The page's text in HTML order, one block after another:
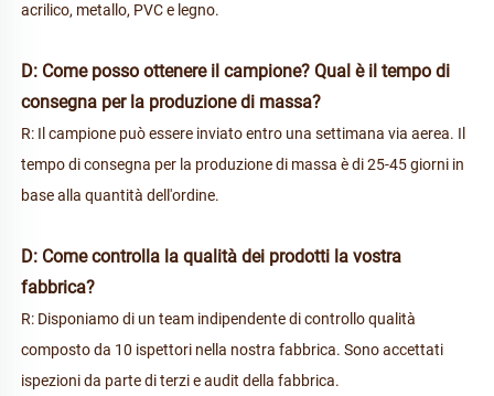
acrilico, metallo, PVC e legno.
D: Come posso ottenere il campione? Qual è il tempo di
consegna per la produzione di massa?
R: Il campione può essere inviato entro una settimana via aerea. Il
tempo di consegna per la produzione di massa è di 25-45 giorni in
base alla quantità dell'ordine.
D: Come controlla la qualità dei prodotti la vostra
fabbrica?
R: Disponiamo di un team indipendente di controllo qualità
composto da 10 ispettori nella nostra fabbrica. Sono accettati
ispezioni da parte di terzi e audit della fabbrica.